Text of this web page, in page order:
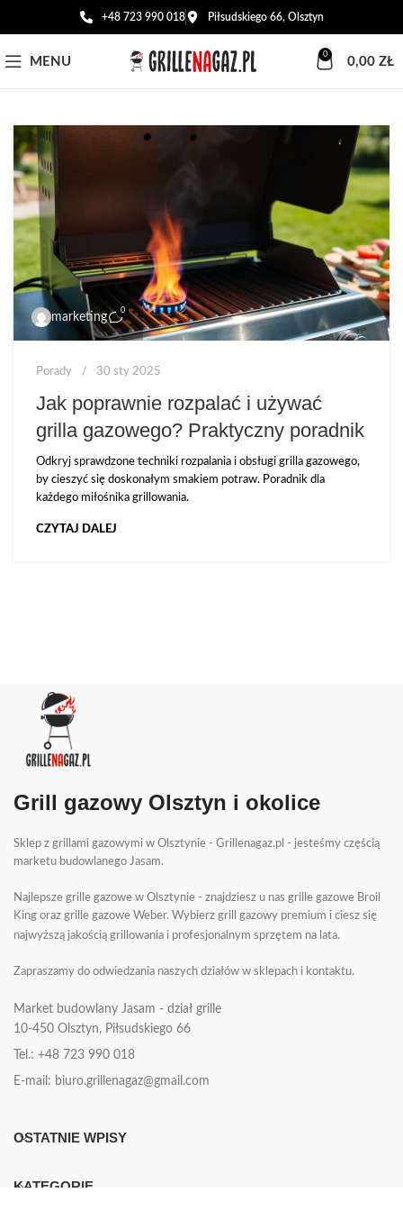
+48 723 990 018 Piłsudskiego 66, Olsztyn
MENU 0 0,00 ZŁ
marketing
0
Porady 30 sty 2025
Jak poprawnie rozpalać i używać
grilla gazowego? Praktyczny poradnik
Odkryj sprawdzone techniki rozpalania i obsługi grilla gazowego,
by cieszyć się doskonałym smakiem potraw. Poradnik dla
każdego miłośnika grillowania.
CZYTAJ DALEJ
Grill gazowy Olsztyn i okolice
Sklep z grillami gazowymi w Olsztynie - Grillenagaz.pl - jesteśmy częścią
marketu budowlanego Jasam.
Najlepsze grille gazowe w Olsztynie - znajdziesz u nas grille gazowe Broil
King oraz grille gazowe Weber. Wybierz grill gazowy premium i ciesz się
najwyższą jakością grillowania i profesjonalnym sprzętem na lata.
Zapraszamy do odwiedzania naszych działów w sklepach i kontaktu.
Market budowlany Jasam - dział grille
10-450 Olsztyn, Piłsudskiego 66
Tel.: +48 723 990 018
E-mail: biuro.grillenagaz@gmail.com
OSTATNIE WPISY
KATEGORIE